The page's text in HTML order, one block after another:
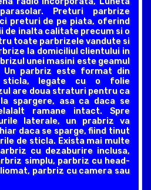
Preturi parbrize
preturi de pe piata, oferind
de inalta calitate precum si o
toate parbrizele vandute si
la domiciliul clientului in
unei masini este geamul
Un parbriz este format din
legate cu o folie
are doua straturi pentru ca
spargere, asa ca daca se
ramane intact. Spre
laterale, un prabriz va
daca se sparge, fiind tinut
de sticla. Exista mai multe
cu dezaburire inclusa,
simplu, parbriz cu head-
parbriz cu camera sau